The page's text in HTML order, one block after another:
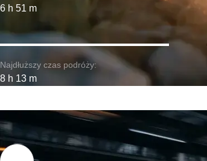
6 h 51 m
Najdłuższy czas podróży:
8 h 13 m